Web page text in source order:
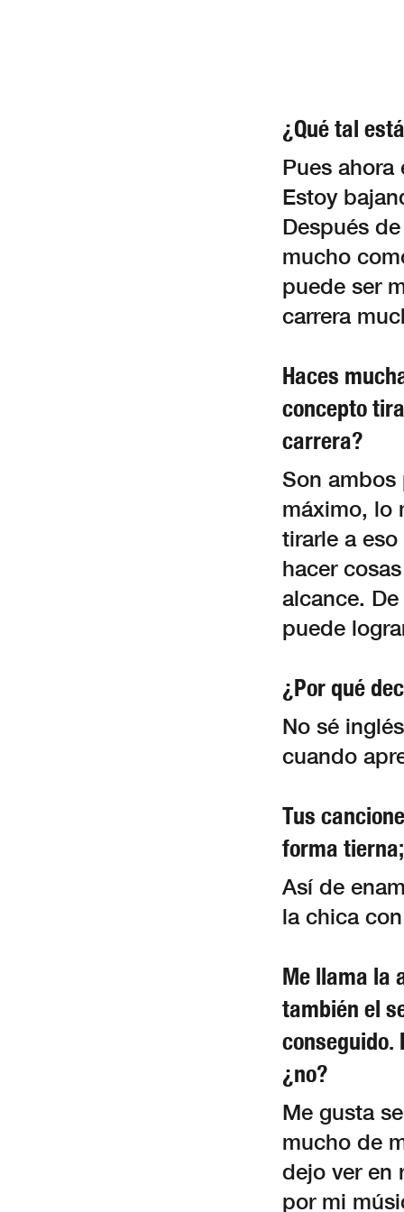
¿Qué tal
Pues
Estoy
Después
mucho
puede ser
carrera
Haces
concepto
carrera?
Son ambos
máximo, lo
tirarle a
hacer
alcance.
puede
¿Por qué
No sé
cuando
Tus
forma
Así de
la chica
Me llama la
también el
conseguido.
¿no?
Me gusta
mucho de
dejo ver en
por mi